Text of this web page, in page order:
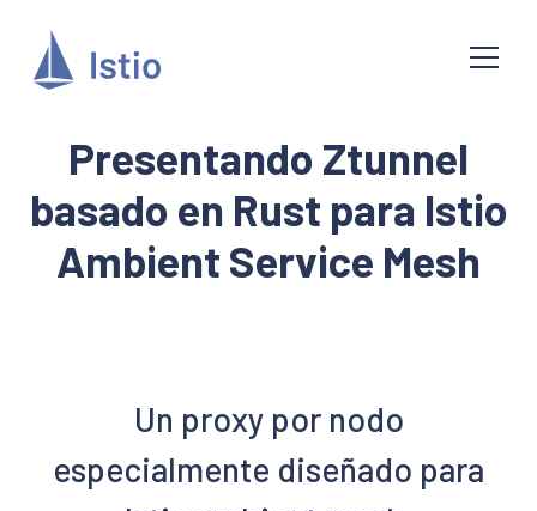
Presentando Ztunnel
basado en Rust para Istio
Ambient Service Mesh
Un proxy por nodo
especialmente diseñado para